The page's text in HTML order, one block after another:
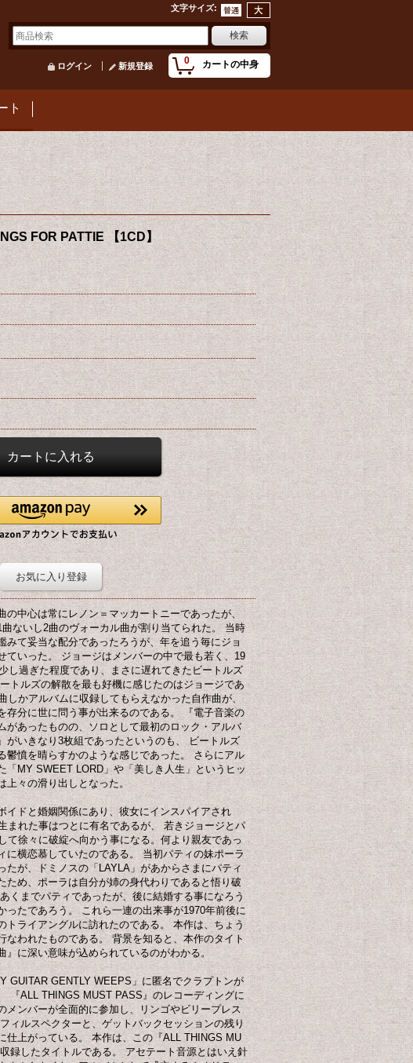
文字サイズ:
0 カートの中身
ログイン 新規登録
ト
FOR PATTIE 【1CD】
お気に入り登録
の中心は常にレノン＝マッカートニーであったが、
ないし2曲のヴォーカル曲が割り当てられた。 当時
みて妥当な配分であったろうが、年を追う毎にジョ
ていった。 ジョージはメンバーの中で最も若く、19
し過ぎた程度であり、まさに遅れてきたビートルズ
トルズの解散を最も好機に感じたのはジョージであ
しかアルバムに収録してもらえなかった自作曲が、
存分に世に問う事が出来るのである。 『電子音楽の
があったものの、ソロとして最初のロック・アルバ
がいきなり3枚組であったというのも、 ビートルズ
鬱憤を晴らすかのような感じであった。 さらにアル
「MY SWEET LORD」や「美しき人生」というヒッ
上々の滑り出しとなった。
イドと婚姻関係にあり、彼女にインスパイアされ
まれた事はつとに有名であるが、 若きジョージとパ
て徐々に破綻へ向かう事になる。何より親友であっ
に横恋慕していたのである。 当初パティの妹ポーラ
たが、ドミノスの「LAYLA」があからさまにパティ
ため、ポーラは自分が姉の身代わりであると悟り破
くまでパティであったが、後に結婚する事になろう
ったであろう。 これら一連の出来事が1970年前後に
トライアングルに訪れたのである。 本作は、ちょう
なわれたものである。 背景を知ると、本作のタイト
』に深い意味が込められているのがわかる。
GUITAR GENTLY WEEPS」に匿名でクラプトンが
『ALL THINGS MUST PASS』のレコーディングに
メンバーが全面的に参加し、リンゴやビリープレス
ィルスペクターと、ゲットバックセッションの残り
仕上がっている。 本作は、この『ALL THINGS MU
録したタイトルである。 アセテート音源とはいえ針